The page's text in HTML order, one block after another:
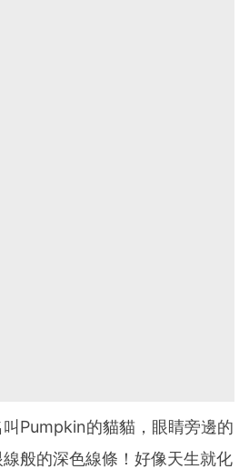
Pumpkin的貓貓，眼睛旁邊的
般的深色線條！好像天生就化